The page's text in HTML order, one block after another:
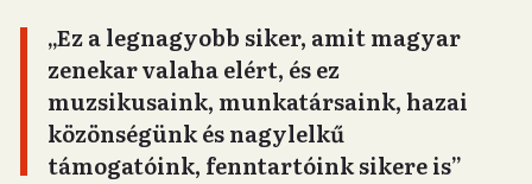
„Ez a legnagyobb siker, amit magyar
zenekar valaha elért, és ez
muzsikusaink, munkatársaink, hazai
közönségünk és nagylelkű
támogatóink, fenntartóink sikere is”